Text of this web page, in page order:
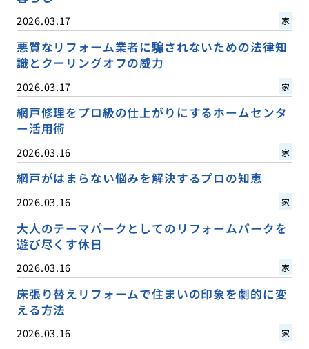
2026.03.17 家
悪質なリフォーム業者に騙されないための法律知
識とクーリングオフの威力
2026.03.17 家
網戸修理をプロ級の仕上がりにするホームセンタ
ー活用術
2026.03.16 家
網戸がはまらない悩みを解決するプロの知恵
2026.03.16 家
大人のテーマパークとしてのリフォームパークを
遊び尽くす休日
2026.03.16 家
床張り替えリフォームで住まいの印象を劇的に変
える方法
2026.03.16 家